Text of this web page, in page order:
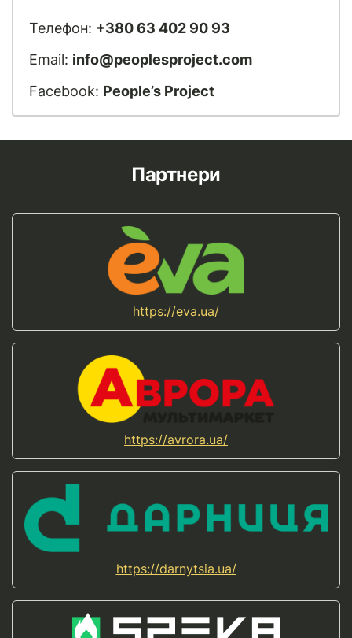
Телефон: +380 63 402 90 93
Email: info@peoplesproject.com
Facebook: People’s Project
Партнери
https://eva.ua/
https://avrora.ua/
https://darnytsia.ua/